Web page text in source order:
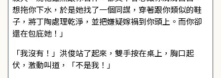
想拖你下水，於是她找了一個同謀，穿著跟你類似的鞋
子，將丁陶處理乾淨，並把嫌疑嫁禍到你頭上。而你卻
還在包庇她！」
「我沒有！」洪俊站了起來，雙手按在桌上，胸口起
伏，激動叫道，「不是我！」